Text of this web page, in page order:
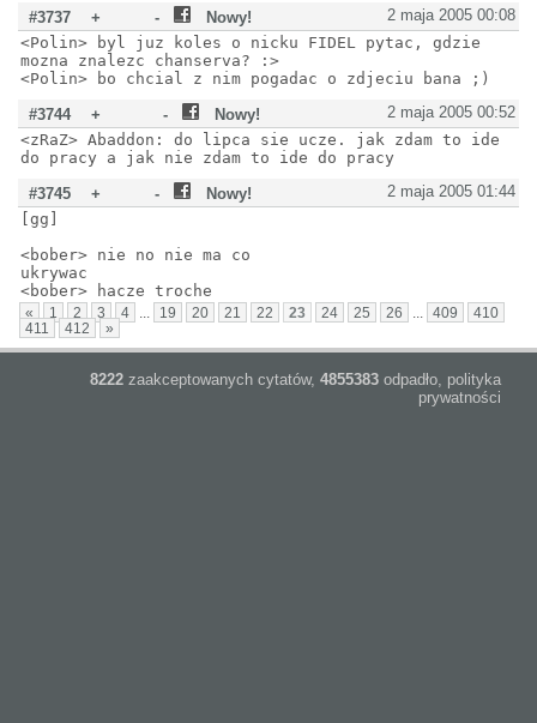
2 maja 2005 00:08
#3737 + -
Nowy!
<Polin> byl juz koles o nicku FIDEL pytac, gdzie
mozna znalezc chanserva? :>
<Polin> bo chcial z nim pogadac o zdjeciu bana ;)
2 maja 2005 00:52
#3744 + -
Nowy!
<zRaZ> Abaddon: do lipca sie ucze. jak zdam to ide
do pracy a jak nie zdam to ide do pracy
2 maja 2005 01:44
#3745 + -
Nowy!
[gg]
<bober> nie no nie ma co
<bober> hacze troche
« 1 2 3 4 19 20 21 22 23 24 25 26 409
410
411
412 »
8222 zaakceptowanych cytatów, 4855383 odpadło, polityka
prywatności